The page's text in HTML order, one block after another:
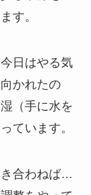
す。
日はやる気
かれたの
（手に水を
ています。
合わねば…